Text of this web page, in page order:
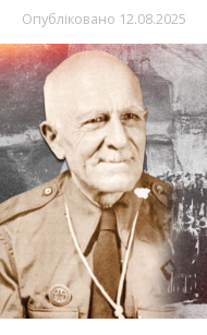
Опубліковано 12.08.2025